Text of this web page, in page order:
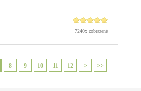
7240x zobrazené
8 9 10 11 12 > >>